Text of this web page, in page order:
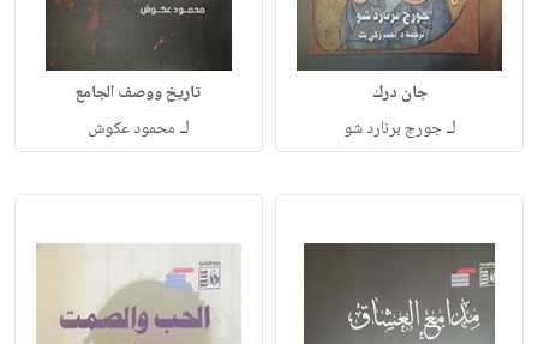
جان درك
لـجورج برنارد شو
تاريخ ووصف الجامع
لـ محمود عكوش